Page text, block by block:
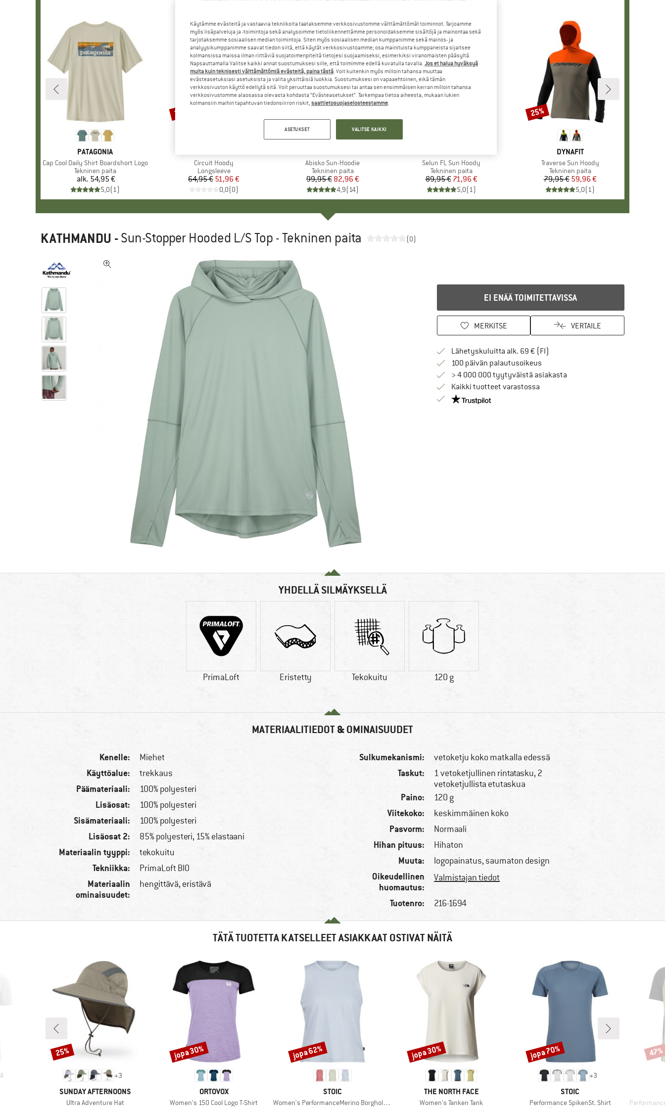
MERKKI
PATAGONIA
Tuote
Cap Cool Daily Shirt Boardshort Logo
Tuoteryhmä
Tekninen paita
Hinta
alk. 54,95 €
5,0(1)
Tuote
Circuit Hoody
Tuoteryhmä
Longsleeve
Hinta
64,95 € Alennettu hinta
51,96 €
0,0(0)
Alennus
20%
Tuote
Abisko Sun-Hoodie
Tuoteryhmä
Tekninen paita
Hinta
99,95 € Alennettu hinta
82,96 €
4,9(14)
Tuote
Selun FL Sun Hoody
Tuoteryhmä
Tekninen paita
Hinta
89,95 €Alennettu hinta
71,96 €
5,0(1)
MERKKI
DYNAFIT
Tuote
Traverse Sun Hoody
Tuoteryhmä
Tekninen paita
Hinta
79,95 € Alennettu hinta
59,96 €
5,0(1)
Alennus
25%
KATHMANDU -Sun-Stopper Hooded L/S Top - Tekninen paita (0)
EI ENÄÄ TOIMITETTAVISSA
MERKITSE VERTAILE
Lähetyskuluitta alk. 69 € (FI)
100 päivän palautusoikeusSiirry palautusoikeuteen täältä
> 4 000 000 tyytyväistä asiakasta
Kaikki tuotteet varastossa
Meillä on Trustpilot -sertifiointi - lue lisää tästä!
YHDELLÄ SILMÄYKSELLÄ
PrimaLoft Eristetty Tekokuitu 120 g
MATERIAALITIEDOT & OMINAISUUDET
Kenelle: Miehet
Käyttöalue: trekkaus
Päämateriaali: 100% polyesteri
Lisäosat: 100% polyesteri
Sisämateriaali: 100% polyesteri
Lisäosat 2: 85% polyesteri, 15% elastaani
Materiaalin tyyppi: tekokuitu
Tekniikka: PrimaLoft BIO
Materiaalin
ominaisuudet:
hengittävä, eristävä
Sulkumekanismi: vetoketju koko matkalla edessä
Taskut:
1 vetoketjullinen rintatasku, 2
vetoketjullista etutaskua
Paino: 120 g
Viitekoko: keskimmäinen koko
Pasvorm: Normaali
Hihan pituus: Hihaton
Muuta: logopainatus, saumaton design
Oikeudellinen
huomautus:
Valmistajan tiedot
Tuotenro: 216-1694
TÄTÄ TUOTETTA KATSELLEET ASIAKKAAT OSTIVAT NÄITÄ
4 +3
MERKKI
SUNDAY AFTERNOONS
Tuote
Ultra Adventure Hat
Alennus
25%
MERKKI
ORTOVOX
Tuote
Women's 150 Cool Logo T-Shirt
Alennus
jopa 30%
MERKKI
STOIC
Tuote
Women's PerformanceMerino BorgholmSt. Tank
Alennus
jopa 62%
MERKKI
THE NORTH FACE
Tuote
Women's Tanken Tank
Alennus
jopa 30%
+3
MERKKI
STOIC
Tuote
Performance SpikenSt. Shirt
Alennus
jopa 70%
Tuote
47%
Käytämme evästeitä ja vastaavia tekniikoita taataksemme verkkosivustomme välttämättömät toiminnot. Tarjoamme
myös lisäpalveluja ja -toimintoja sekä analysoimme tietoliikennettämme personoidaksemme sisältöjä ja mainontaa sekä
tarjotaksemme sosiaalisen median toimintoja. Siten myös sosiaalisen median kumppanimme sekä mainos- ja
analyysikumppanimme saavat tiedon siitä, että käytät verkkosivustoamme; osa mainituista kumppaneista sijaitsee
kolmansissa maissa ilman riittäviä suojatoimenpiteitä tietojesi suojaamiseksi, esimerkiksi viranomaisten pääsyltä.
Napsauttamalla Valitse kaikki annat suostumuksesi sille, että toimimme edellä kuvatulla tavalla. Jos et halua hyväksyä
muita kuin teknisesti välttämättömiä evästeitä, paina tästä. Voit kuitenkin myös milloin tahansa muuttaa
evästeasetuksiasi asetuksista ja valita yksittäisiä luokkia. Suostumuksesi on vapaaehtoinen, eikä tämän
verkkosivuston käyttö edellytä sitä. Voit peruuttaa suostumuksesi tai antaa sen ensimmäisen kerran milloin tahansa
verkkosivustomme alaosassa olevasta kohdasta ”Evästeasetukset”. Tarkempaa tietoa aiheesta, mukaan lukien
kolmansiin maihin tapahtuvan tiedonsiirron riskit, saattietosuojaselosteestamme.
ASETUKSET VALITSE KAIKKI